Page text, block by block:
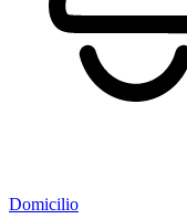
Domicilio